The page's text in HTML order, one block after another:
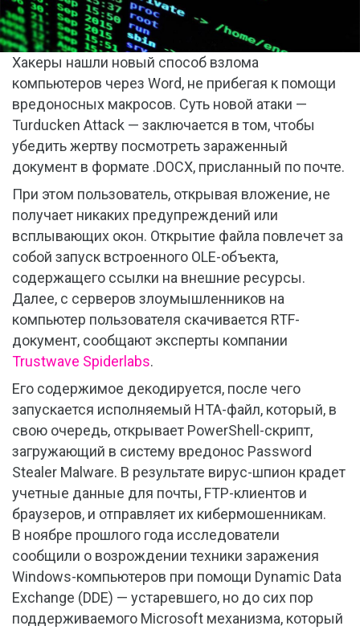
Хакеры нашли новый способ взлома
компьютеров через Word, не прибегая к помощи
вредоносных макросов. Суть новой атаки —
Turducken Attack — заключается в том, чтобы
убедить жертву посмотреть зараженный
документ в формате .DOCX, присланный по почте.
При этом пользователь, открывая вложение, не
получает никаких предупреждений или
всплывающих окон. Открытие файла повлечет за
собой запуск встроенного OLE-объекта,
содержащего ссылки на внешние ресурсы.
Далее, с серверов злоумышленников на
компьютер пользователя скачивается RTF-
документ, сообщают эксперты компании
Trustwave Spiderlabs.
Его содержимое декодируется, после чего
запускается исполняемый HTA-файл, который, в
свою очередь, открывает PowerShell-скрипт,
загружающий в систему вредонос Password
Stealer Malware. В результате вирус-шпион крадет
учетные данные для почты, FTP-клиентов и
браузеров, и отправляет их кибермошенникам.
В ноябре прошлого года исследователи
сообщили о возрождении техники заражения
Windows-компьютеров при помощи Dynamic Data
Exchange (DDE) — устаревшего, но до сих пор
поддерживаемого Microsoft механизма, который